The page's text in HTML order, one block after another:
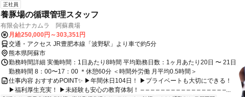
正社員
養豚場の循環管理スタッフ
有限会社ナカムラ 阿蘇農場
月給250,000円～303,351円
交通・アクセス JR豊肥本線「波野駅」より車で約5分
熊本県阿蘇市
勤務時間詳細 実働時間：1日あたり8時間 平均勤務日数：1ヶ月あたり20日 〜 21日
勤務時間 8：00〜17：00 ＊休憩60分 ＜時間外労働 月平均0.5時間＞
仕事内容 おすすめPOINT✨ ▶年間休日104日！ ▶プライベートも大切にできる！
▶福利厚生充実！ ▶未経験も安心の教育体制！ – – – – – – – – – – – – – – – – –...